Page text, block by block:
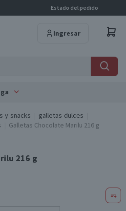
Estado del pedido
Ingresar
y-snacks
galletas-dulces
Galletas Chocolate Marilu 216 g
216 g